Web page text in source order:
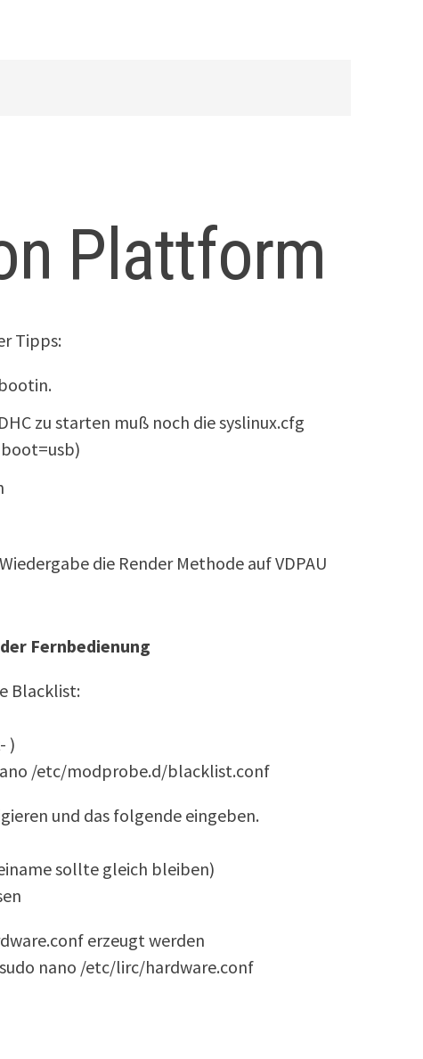
Plattform
Tipps:
zu starten muß noch die syslinux.cfg
die Render Methode auf VDPAU
Fernbedienung
Blacklist:
)
/etc/modprobe.d/blacklist.conf
und das folgende eingeben.
sollte gleich bleiben)
erzeugt werden
nano /etc/lirc/hardware.conf